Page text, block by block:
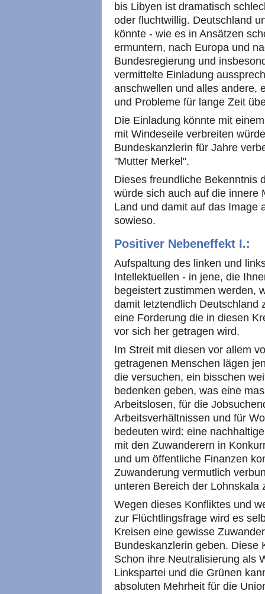
bis Libyen ist dramatisch
oder fluchtwillig. Deutschland
könnte - wie es in Ansätzen
ermuntern, nach Europa und
Bundesregierung und
vermittelte Einladung
anschwellen und alles andere,
und Probleme für lange Zeit
Die Einladung könnte mit
mit Windeseile verbreiten
Bundeskanzlerin für Jahre
"Mutter Merkel".
Dieses freundliche Bekenntnis
würde sich auch auf die innere
Land und damit auf das Image
sowieso.
Positiver Nebeneffekt I.:
Aufspaltung des linken und
Intellektuellen - in jene, die
begeistert zustimmen werden,
damit letztendlich Deutschland
eine Forderung die in diesen
vor sich her getragen wird.
Im Streit mit diesen vor allem
getragenen Menschen lägen
die versuchen, ein bisschen
bedenken geben, was eine
Arbeitslosen, für die
Arbeitsverhältnissen und für
bedeuten wird: eine
mit den Zuwanderern in
und um öffentliche Finanzen
Zuwanderung vermutlich
unteren Bereich der Lohnskala
Wegen dieses Konfliktes und
zur Flüchtlingsfrage wird es
Kreisen eine gewisse
Bundeskanzlerin geben. Diese
Schon ihre Neutralisierung als
Linkspartei und die Grünen
absoluten Mehrheit für die